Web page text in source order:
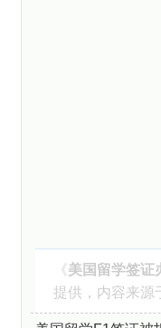
《美国留学签证
提供，内容来源